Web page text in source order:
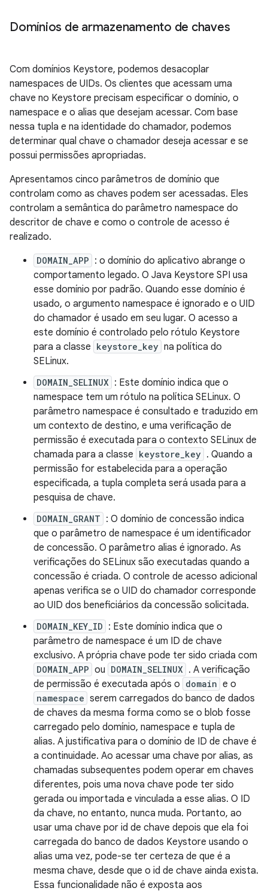
Domínios de armazenamento de chaves
Com domínios Keystore, podemos desacoplar
namespaces de UIDs. Os clientes que acessam uma
chave no Keystore precisam especificar o domínio, o
namespace e o alias que desejam acessar. Com base
nessa tupla e na identidade do chamador, podemos
determinar qual chave o chamador deseja acessar e se
possui permissões apropriadas.
Apresentamos cinco parâmetros de domínio que
controlam como as chaves podem ser acessadas. Eles
controlam a semântica do parâmetro namespace do
descritor de chave e como o controle de acesso é
realizado.
DOMAIN_APP : o domínio do aplicativo abrange o
comportamento legado. O Java Keystore SPI usa
esse domínio por padrão. Quando esse domínio é
usado, o argumento namespace é ignorado e o UID
do chamador é usado em seu lugar. O acesso a
este domínio é controlado pelo rótulo Keystore
para a classe keystore_key na política do
SELinux.
DOMAIN_SELINUX : Este domínio indica que o
namespace tem um rótulo na política SELinux. O
parâmetro namespace é consultado e traduzido em
um contexto de destino, e uma verificação de
permissão é executada para o contexto SELinux de
chamada para a classe keystore_key . Quando a
permissão for estabelecida para a operação
especificada, a tupla completa será usada para a
pesquisa de chave.
DOMAIN_GRANT : O domínio de concessão indica
que o parâmetro de namespace é um identificador
de concessão. O parâmetro alias é ignorado. As
verificações do SELinux são executadas quando a
concessão é criada. O controle de acesso adicional
apenas verifica se o UID do chamador corresponde
ao UID dos beneficiários da concessão solicitada.
DOMAIN_KEY_ID : Este domínio indica que o
parâmetro de namespace é um ID de chave
exclusivo. A própria chave pode ter sido criada com
DOMAIN_APP ou DOMAIN_SELINUX . A verificação
de permissão é executada após o domain e o
namespace serem carregados do banco de dados
de chaves da mesma forma como se o blob fosse
carregado pelo domínio, namespace e tupla de
alias. A justificativa para o domínio de ID de chave é
a continuidade. Ao acessar uma chave por alias, as
chamadas subsequentes podem operar em chaves
diferentes, pois uma nova chave pode ter sido
gerada ou importada e vinculada a esse alias. O ID
da chave, no entanto, nunca muda. Portanto, ao
usar uma chave por id de chave depois que ela foi
carregada do banco de dados Keystore usando o
alias uma vez, pode-se ter certeza de que é a
mesma chave, desde que o id de chave ainda exista.
Essa funcionalidade não é exposta aos